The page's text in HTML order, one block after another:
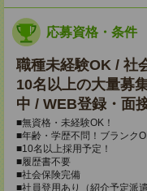
応募資格・条件
職種未経験OK / 社
10名以上の大量募
中 / WEB登録・面
■無資格・未経験OK！
■年齢・学歴不問！ブランク
■10名以上採用予定！
■履歴書不要
■社会保険完備
■社員登用あり（紹介予定派遣